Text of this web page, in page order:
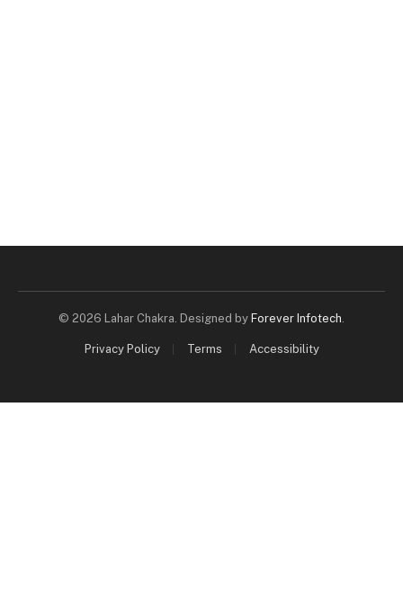
© 2026 Lahar Chakra. Designed by Forever Infotech.
Privacy Policy Terms Accessibility